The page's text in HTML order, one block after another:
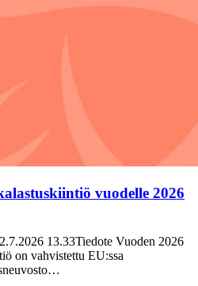
vuodelle 2026
13.33Tiedote Vuoden 2026
on vahvistettu EU:ssa